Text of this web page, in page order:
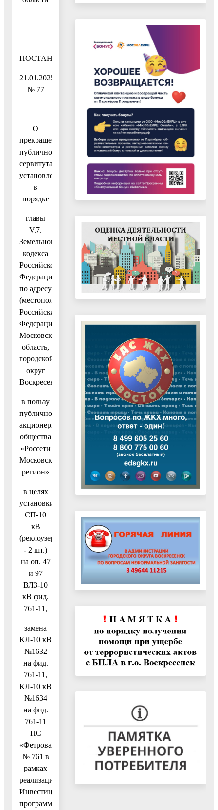
ПОСТАНОВЛЕНИЕ
21.01.2025
№ 77
О
прекращении
публичного
сервитута,
установленного
в
порядке
главы
V.7.
Земельного
кодекса
Российской
Федерации
по адресу
(местоположение):
Российская
Федерация,
Московская
область,
городской
округ
Воскресенск,
в пользу
публичного
акционерного
общества
«Россети
Московский
регион»
в целях
установки
СП-10
кВ
(реклоузер
- 2 шт.)
на оп. 47
и 97
ВЛЗ-10
кВ фид.
761-11,
замена
КЛ-10 кВ
№1632
на фид.
761-11,
КЛ-10 кВ
№1634
на фид.
761-11
ПС
«Фетровая»
№ 761 в
рамках
реализации
Инвестиционной
программы